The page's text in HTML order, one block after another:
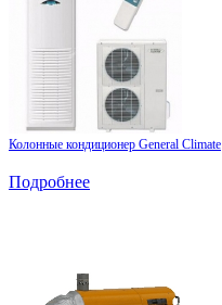
Колонные кондиционер General Climate
Подробнее